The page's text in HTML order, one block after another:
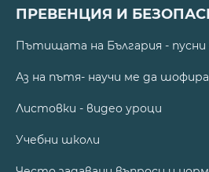
ПРЕВЕНЦИЯ И
Пътищата на България - пусни
Аз на пътя- научи ме да
Листовки - видео уроци
Учебни школи